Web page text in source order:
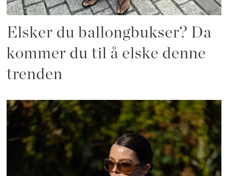
Elsker du ballongbukser? Da
kommer du til å elske denne
trenden